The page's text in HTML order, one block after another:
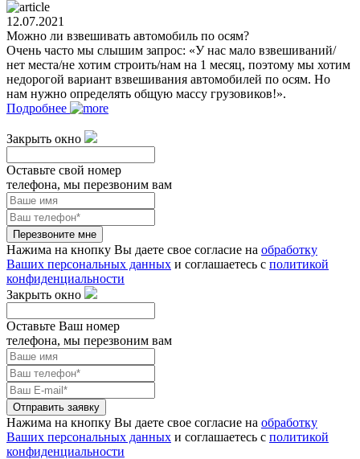
12.07.2021
Можно ли взвешивать автомобиль по осям?
Очень часто мы слышим запрос: «У нас мало взвешиваний/
нет места/не хотим строить/нам на 1 месяц, поэтому мы хотим
недорогой вариант взвешивания автомобилей по осям. Но
нам нужно определять общую массу грузовиков!».
Подробнее
Закрыть окно
Оставьте свой номер
телефона, мы перезвоним вам
Перезвоните мне
Нажима на кнопку Вы даете свое согласие на обработку
Ваших персональных данных и соглашаетесь с политикой
конфиденциальности
Закрыть окно
Оставьте Ваш номер
телефона, мы перезвоним вам
Отправить заявку
Нажима на кнопку Вы даете свое согласие на обработку
Ваших персональных данных и соглашаетесь с политикой
конфиденциальности